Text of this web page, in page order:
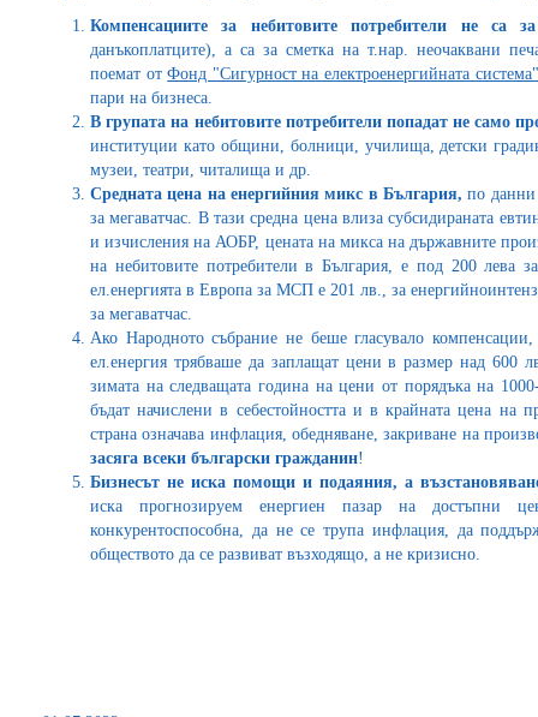
Компенсациите за небитовите потребители не са
данъкоплатците), а са за сметка на т.нар. неочаквани
поемат отФонд "Сигурност на електроенергийната
пари на бизнеса.
В групата на небитовите потребители попадат не само
институции като общини, болници, училища, детски
музеи, театри, читалища и др.
Средната цена на енергийния микс в България, по данни
за мегаватчас. В тази средна цена влиза субсидираната
и изчисления на АОБР, цената на микса на държавните
на небитовите потребители в България, е под 200 лева
ел.енергията в Европа за МСП е 201 лв., за
за мегаватчас.
Ако Народното събрание не беше гласувало
ел.енергия трябваше да заплащат цени в размер над 600
зимата на следващата година на цени от порядъка на
бъдат начислени в себестойността и в крайната цена на
страна означава инфлация, обедняване, закриване на
засяга всеки български гражданин!
Бизнесът не иска помощи и подаяния, а
иска прогнозируем енергиен пазар на
конкурентоспособна, да не се трупа инфлация, да
обществото да се развиват възходящо, а не кризисно.